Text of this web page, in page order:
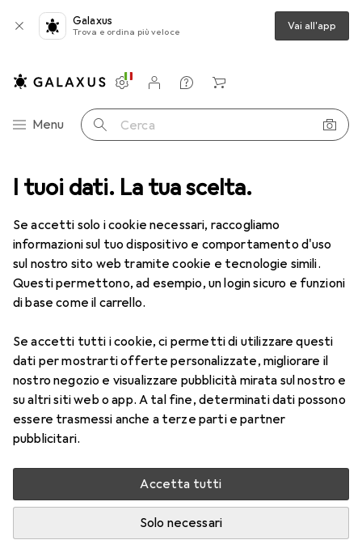
I tuoi dati. La tua scelta.
Se accetti solo i cookie necessari, raccogliamo
informazioni sul tuo dispositivo e comportamento d'uso
sul nostro sito web tramite cookie e tecnologie simili.
Questi permettono, ad esempio, un login sicuro e funzioni
di base come il carrello.
Se accetti tutti i cookie, ci permetti di utilizzare questi
dati per mostrarti offerte personalizzate, migliorare il
nostro negozio e visualizzare pubblicità mirata sul nostro e
su altri siti web o app. A tal fine, determinati dati possono
essere trasmessi anche a terze parti e partner
pubblicitari.
Accetta tutti
Solo necessari
Galaxus
Trova e ordina più veloce Vai all'app
Categoria Navigazione
Menu Cerca
Impostazioni
Conto cliente
Liste di confronto
Liste dei desideri
Carrello
Lenti a contatto Air Optix HydraGlyde per l'astigmatismo 6
1 Immagine
Air Optix HydraGlyde per
-6.5, Obiettivo mensile, 6 pz., Torico
Prezzo in EUR IVA incl.
EUR
53,58 EUR
8,93/1pz.
Consegna tra lun, 17/8 e mer, 19/8
Più di 10 pezzi in stock presso il fornitore